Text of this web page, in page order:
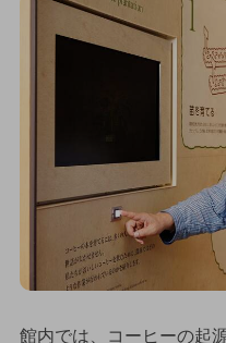
館内では、コーヒーの起